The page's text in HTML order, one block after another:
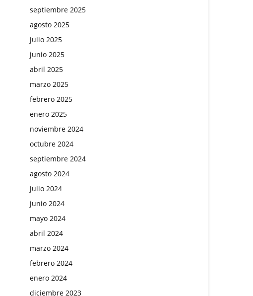
septiembre 2025
agosto 2025
julio 2025
junio 2025
abril 2025
marzo 2025
febrero 2025
enero 2025
noviembre 2024
octubre 2024
septiembre 2024
agosto 2024
julio 2024
junio 2024
mayo 2024
abril 2024
marzo 2024
febrero 2024
enero 2024
diciembre 2023